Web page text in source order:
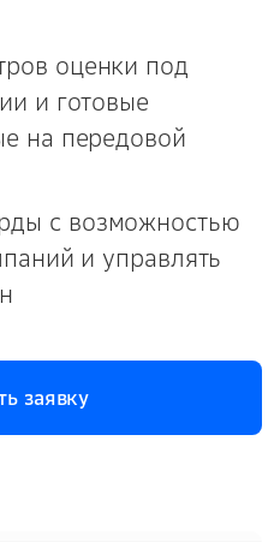
оценки под
и готовые
на передовой
с возможностью
и управлять
заявку